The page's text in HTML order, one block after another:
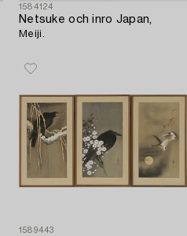
1584124
Netsuke och inro Japan,
Meiji.
1589443